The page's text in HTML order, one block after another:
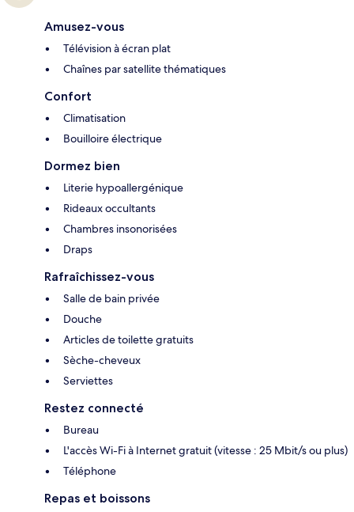
Amusez-vous
Télévision à écran plat
Chaînes par satellite thématiques
Confort
Climatisation
Bouilloire électrique
Dormez bien
Literie hypoallergénique
Rideaux occultants
Chambres insonorisées
Draps
Rafraîchissez-vous
Salle de bain privée
Douche
Articles de toilette gratuits
Sèche-cheveux
Serviettes
Restez connecté
Bureau
L'accès Wi-Fi à Internet gratuit (vitesse : 25 Mbit/s ou plus)
Téléphone
Repas et boissons